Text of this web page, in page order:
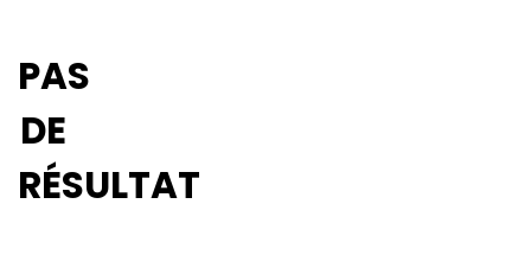
PAS
DE
RÉSULTAT